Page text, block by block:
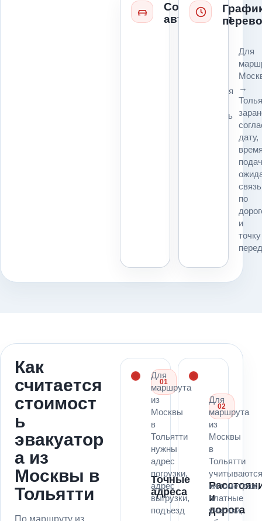
Состояние
автомобиля
повреждения
возможность
Для
→
дату,
связь
по
и
точку
Как
считается
стоимост
ь
эвакуатор
а из
Москвы в
Тольятти
По маршруту из
01
Точные
адреса
Для
маршрута
из
Москвы
в
Тольятти
нужны
адрес
погрузки,
адрес
выгрузки,
подъезд
02
и
дорога
Для
маршрута
из
Москвы
в
Тольятти
километраж,
платные
участки,